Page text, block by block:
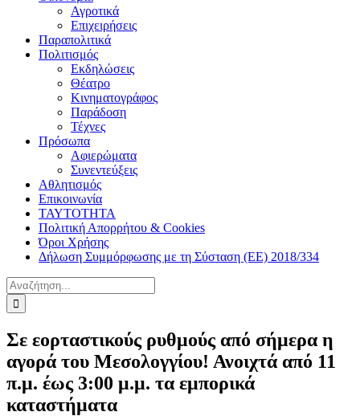
Αγροτικά
Επιχειρήσεις
Παραπολιτικά
Πολιτισμός
Εκδηλώσεις
Θέατρο
Κινηματογράφος
Παράδοση
Τέχνες
Πρόσωπα
Αφιερώματα
Συνεντεύξεις
Αθλητισμός
Επικοινωνία
ΤΑΥΤΟΤΗΤΑ
Πολιτική Απορρήτου & Cookies
Όροι Χρήσης
Δήλωση Συμμόρφωσης με τη Σύσταση (ΕΕ) 2018/334
Αναζήτηση
για:
Σε εορταστικούς ρυθμούς από σήμερα η
αγορά του Μεσολογγίου! Ανοιχτά από 11
π.μ. έως 3:00 μ.μ. τα εμπορικά
καταστήματα